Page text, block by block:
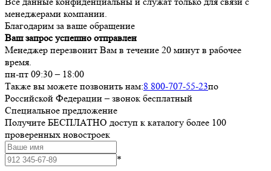
менеджерами компании.
Благодарим за ваше обращение
Ваш запрос успешно отправлен
Менеджер перезвонит Вам в течение 20 минут в рабочее
время.
пн-пт 09:30 – 18:00
Также вы можете позвонить нам:8 800-707-55-23по
Российской Федерации – звонок бесплатный
Специальное предложение
Получите БЕСПЛАТНО доступ к каталогу более 100
проверенных новостроек
*